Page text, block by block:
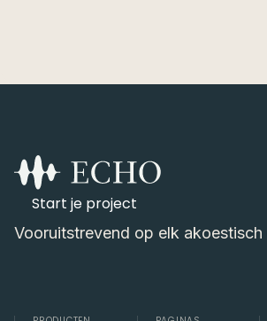
Start je project
Vooruitstrevend op elk akoestisch